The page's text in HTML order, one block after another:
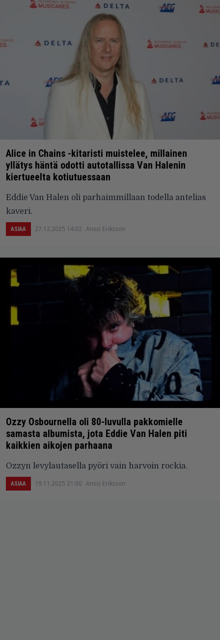
Alice in Chains -kitaristi muistelee, millainen
yllätys häntä odotti autotallissa Van Halenin
kiertueelta kotiutuessaan
Eddie Van Halen oli parhaimmillaan todella antelias
kaveri.
ASIAA 27.12.2025 14:02 Anssi Eriksson
Ozzy Osbournella oli 80-luvulla pakkomielle
samasta albumista, jota Eddie Van Halen piti
kaikkien aikojen parhaana
Ozzyn levylautasella pyöri vain harvoin rockia.
ASIAA 19.11.2025 21:00 Anssi Eriksson